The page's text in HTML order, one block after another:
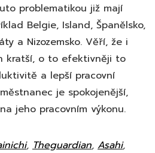
problematikou již mají
Belgie, Island, Španělsko,
a Nizozemsko. Věří, že i
kratší, o to efektivněji to
a lepší pracovní
je spokojenější,
jeho pracovním výkonu.
, Theguardian, Asahi,